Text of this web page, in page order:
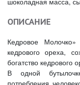
ОПИСАНИЕ
Кедровое
кедрового ореха,
богатство кедрового
В одной
потребления